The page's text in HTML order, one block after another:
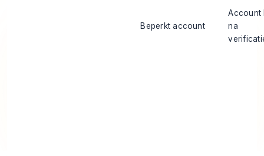
Beperkt account
Account
na